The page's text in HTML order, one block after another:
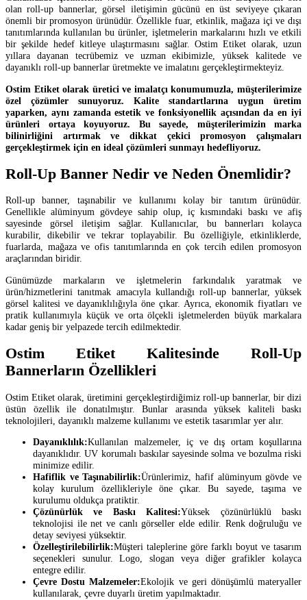
olan roll-up bannerlar, görsel iletişimin gücünü en üst seviyeye çıkaran
önemli bir promosyon ürünüdür. Özellikle fuar, etkinlik, mağaza içi ve dışı
tanıtımlarında kullanılan bu ürünler, işletmelerin markalarını hızlı ve etkili
bir şekilde hedef kitleye ulaştırmasını sağlar. Ostim Etiket olarak, uzun
yıllara dayanan tecrübemiz ve uzman ekibimizle, yüksek kalitede ve
dayanıklı roll-up bannerlar üretmekte ve imalatını gerçekleştirmekteyiz.
Ostim Etiket olarak üretici ve imalatçı konumumuzla, müşterilerimize
özel çözümler sunuyoruz. Kalite standartlarına uygun üretim
yaparken, aynı zamanda estetik ve fonksiyonellik açısından da en iyi
ürünleri ortaya koyuyoruz. Bu sayede, müşterilerimizin marka
bilinirliğini artırmak ve dikkat çekici promosyon çalışmaları
gerçekleştirmek için en ideal çözümleri sunmayı hedefliyoruz.
Roll-Up Banner Nedir ve Neden Önemlidir?
Roll-up banner, taşınabilir ve kullanımı kolay bir tanıtım ürünüdür.
Genellikle alüminyum gövdeye sahip olup, iç kısmındaki baskı ve afiş
sayesinde görsel iletişim sağlar. Kullanıcılar, bu bannerları kolayca
kurabilir, dikebilir ve tekrar toplayabilir. Bu özelliğiyle, etkinliklerde,
fuarlarda, mağaza ve ofis tanıtımlarında en çok tercih edilen promosyon
araçlarından biridir.
Günümüzde markaların ve işletmelerin farkındalık yaratmak ve
ürün/hizmetlerini tanıtmak amacıyla kullandığı roll-up bannerlar, yüksek
görsel kalitesi ve dayanıklılığıyla öne çıkar. Ayrıca, ekonomik fiyatları ve
pratik kullanımıyla küçük ve orta ölçekli işletmelerden büyük markalara
kadar geniş bir yelpazede tercih edilmektedir.
Ostim Etiket Kalitesinde Roll-Up
Bannerların Özellikleri
Ostim Etiket olarak, üretimini gerçekleştirdiğimiz roll-up bannerlar, bir dizi
üstün özellik ile donatılmıştır. Bunlar arasında yüksek kaliteli baskı
teknolojileri, dayanıklı malzeme kullanımı ve estetik tasarımlar yer alır.
Dayanıklılık:Kullanılan malzemeler, iç ve dış ortam koşullarına
dayanıklıdır. UV korumalı baskılar sayesinde solma ve bozulma riski
minimize edilir.
Hafiflik ve Taşınabilirlik:Ürünlerimiz, hafif alüminyum gövde ve
kolay kurulum özellikleriyle öne çıkar. Bu sayede, taşıma ve
kurulumu oldukça pratiktir.
Çözünürlük ve Baskı Kalitesi:Yüksek çözünürlüklü baskı
teknolojisi ile net ve canlı görseller elde edilir. Renk doğruluğu ve
detay seviyesi yüksektir.
Özelleştirilebilirlik:Müşteri taleplerine göre farklı boyut ve tasarım
seçenekleri sunulur. Logo, slogan veya diğer grafikler kolayca
entegre edilir.
Çevre Dostu Malzemeler:Ekolojik ve geri dönüşümlü materyaller
kullanılarak, çevre duyarlı üretim yapılmaktadır.